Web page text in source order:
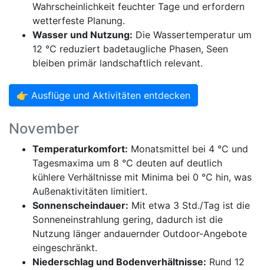
Wahrscheinlichkeit feuchter Tage und erfordern
wetterfeste Planung.
Wasser und Nutzung: Die Wassertemperatur um
12 °C reduziert badetaugliche Phasen, Seen
bleiben primär landschaftlich relevant.
👉 Ausflüge und Aktivitäten entdecken
November
Temperaturkomfort: Monatsmittel bei 4 °C und
Tagesmaxima um 8 °C deuten auf deutlich
kühlere Verhältnisse mit Minima bei 0 °C hin, was
Außenaktivitäten limitiert.
Sonnenscheindauer: Mit etwa 3 Std./Tag ist die
Sonneneinstrahlung gering, dadurch ist die
Nutzung länger andauernder Outdoor-Angebote
eingeschränkt.
Niederschlag und Bodenverhältnisse: Rund 12